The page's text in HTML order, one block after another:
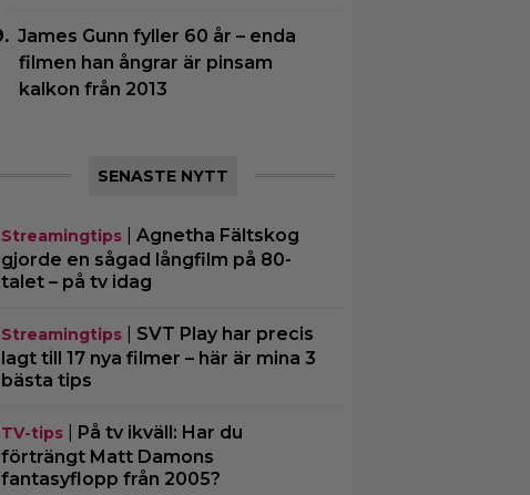
James Gunn fyller 60 år – enda
filmen han ångrar är pinsam
kalkon från 2013
SENASTE NYTT
Streamingtips| Agnetha Fältskog
gjorde en sågad långfilm på 80-
talet – på tv idag
Streamingtips| SVT Play har precis
lagt till 17 nya filmer – här är mina 3
bästa tips
TV-tips| På tv ikväll: Har du
förträngt Matt Damons
fantasyflopp från 2005?